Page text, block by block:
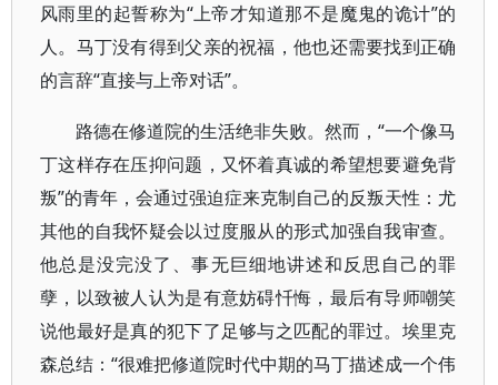
风雨里的起誓称为“上帝才知道那不是魔鬼的诡计”的
人。马丁没有得到父亲的祝福，他也还需要找到正确
的言辞“直接与上帝对话”。
路德在修道院的生活绝非失败。然而，“一个像马
丁这样存在压抑问题，又怀着真诚的希望想要避免背
叛”的青年，会通过强迫症来克制自己的反叛天性：尤
其他的自我怀疑会以过度服从的形式加强自我审查。
他总是没完没了、事无巨细地讲述和反思自己的罪
孽，以致被人认为是有意妨碍忏悔，最后有导师嘲笑
说他最好是真的犯下了足够与之匹配的罪过。埃里克
森总结：“很难把修道院时代中期的马丁描述成一个伟